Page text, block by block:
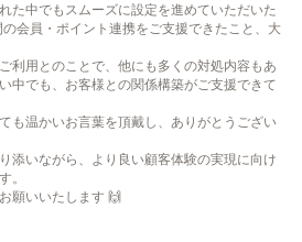
た中でもスムーズに設定を進めていただいた
会員・ポイント連携をご支援できたこと、大
利用とのことで、他にも多くの対処内容もあ
中でも、お客様との関係構築がご支援できて
も温かいお言葉を頂戴し、ありがとうござい
添いながら、より良い顧客体験の実現に向け
。
願いいたします 🙌